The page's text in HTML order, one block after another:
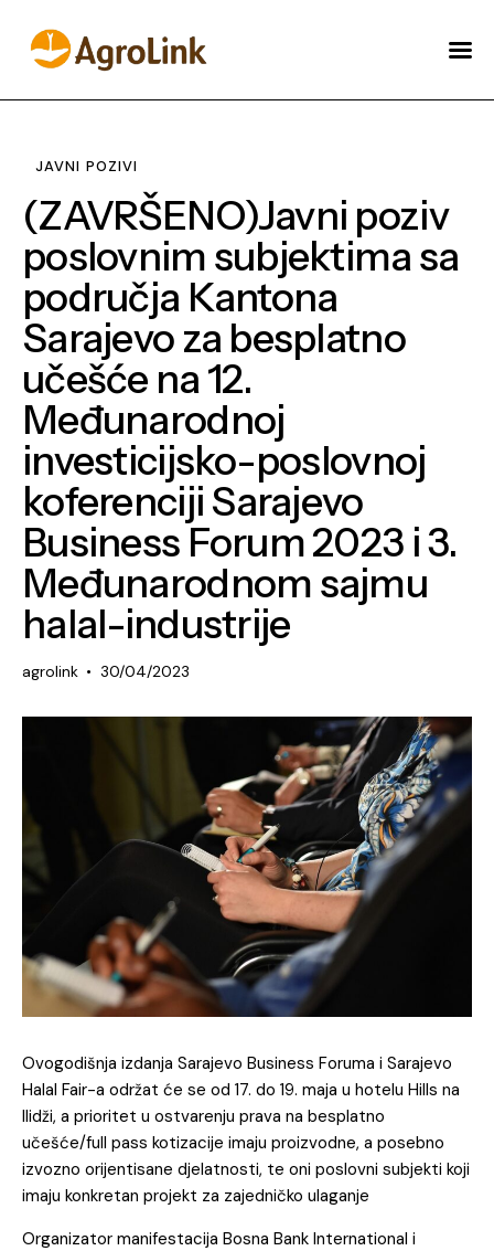
O AGROLINKU
AKADAMIJA
ŠTA MOŽEMO URADITI
ZA VAS?
ENGLISH
JAVNI POZIVI
(ZAVRŠENO)Javni poziv
poslovnim subjektima sa
područja Kantona
Sarajevo za besplatno
učešće na 12.
Međunarodnoj
investicijsko-poslovnoj
koferenciji Sarajevo
Business Forum 2023 i 3.
Međunarodnom sajmu
halal-industrije
agrolink 30/04/2023
Ovogodišnja izdanja Sarajevo Business Foruma i Sarajevo
Halal Fair-a održat će se od 17. do 19. maja u hotelu Hills na
Ilidži, a prioritet u ostvarenju prava na besplatno
učešće/full pass kotizacije imaju proizvodne, a posebno
izvozno orijentisane djelatnosti, te oni poslovni subjekti koji
imaju konkretan projekt za zajedničko ulaganje
Organizator manifestacija Bosna Bank International i